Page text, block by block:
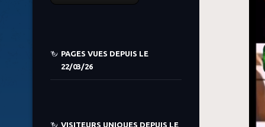
PAGES VUES DEPUIS LE
22/03/26
VISITEURS UNIQUES DEPUIS LE